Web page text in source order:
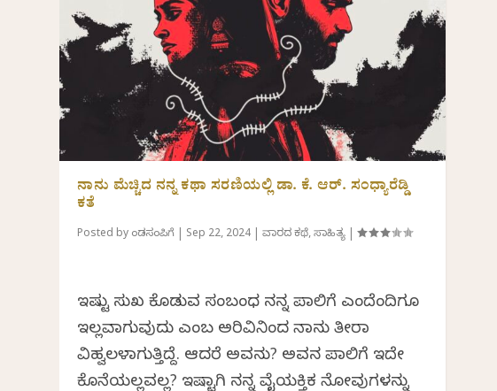
ನಾನು ಮೆಚ್ಚಿದ ನನ್ನ ಕಥಾ ಸರಣಿಯಲ್ಲಿ ಡಾ. ಕೆ. ಆರ್. ಸಂಧ್ಯಾರೆಡ್ಡಿ
ಕತೆ
Posted by ಕೆಂಡಸಂಪಿಗೆ Sep 22, 2024 |ವಾರದ ಕಥೆ,ಸಾಹಿತ್ಯ |
ಇಷ್ಟು ಸುಖ ಕೊಡುವ ಸಂಬಂಧ ನನ್ನ ಪಾಲಿಗೆ ಎಂದೆಂದಿಗೂ
ಇಲ್ಲವಾಗುವುದು ಎಂಬ ಅರಿವಿನಿಂದ ನಾನು ತೀರಾ
ವಿಹ್ವಲಳಾಗುತ್ತಿದ್ದೆ. ಆದರೆ ಅವನು? ಅವನ ಪಾಲಿಗೆ ಇದೇ
ಕೊನೆಯಲ್ಲವಲ್ಲ? ಇಷ್ಟಾಗಿ ನನ್ನ ವೈಯಕ್ತಿಕ ನೋವುಗಳನ್ನು